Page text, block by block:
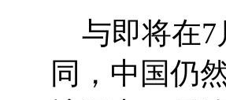
与即将在7
同，中国仍